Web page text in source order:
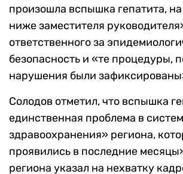
произошла вспышка гепатита,
ниже заместителя
ответственного за
безопасность и «те процедуры,
нарушения были
Солодов отметил, что вспышка
единственная проблема в
здравоохранения» региона,
проявились в последние
региона указал на нехватку